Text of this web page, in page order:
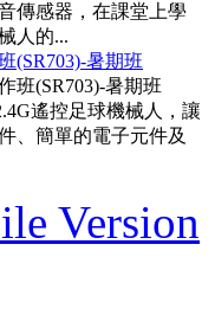
傳感器，在課堂上學
人的...
(SR703)-暑期班
遙控足球機械人，讓
、簡單的電子元件及
Version